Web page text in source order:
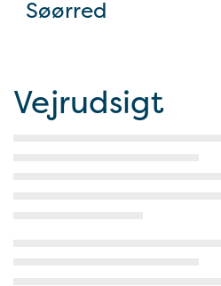
Søørred
Vejrudsigt